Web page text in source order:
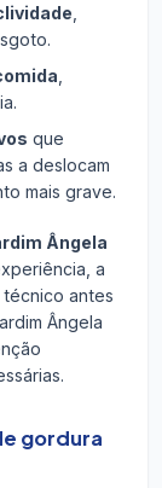
que
a deslocam
mais grave.
Ângela
a
antes
Ângela
gordura